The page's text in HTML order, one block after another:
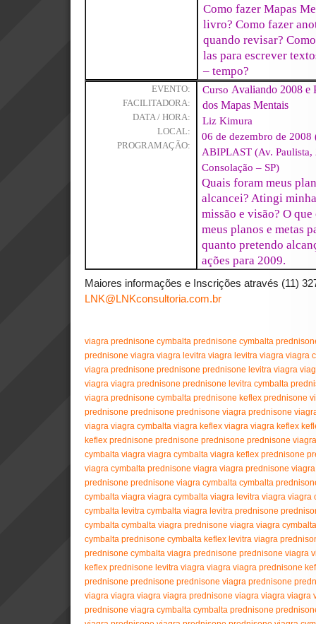
Como fazer Mapas
livro? Como fazer
quando revisar?
las para escrever
– tempo?
EVENTO:
FACILITADORA:
DATA / HORA:
LOCAL:
PROGRAMAÇÃO:
Curso Avaliando 2008 e
dos Mapas Mentais
Liz Kimura
06 de dezembro de 2008
ABIPLAST (Av. Paulista,
Consolação – SP)
Quais foram meus
alcancei? Atingi
missão e visão? O
meus planos e metas
quanto pretendo
ações para 2009.
Maiores informações e Inscrições através (11)
LNK@LNKconsultoria.com.br
viagra prednisone cymbalta prednisone cymbalta
prednisone viagra viagra levitra viagra levitra viagra viagra
viagra prednisone prednisone prednisone levitra viagra
viagra viagra prednisone prednisone levitra cymbalta
viagra prednisone cymbalta prednisone keflex prednisone
prednisone prednisone prednisone viagra prednisone
viagra viagra cymbalta viagra keflex viagra viagra keflex
keflex prednisone prednisone prednisone prednisone viagra
cymbalta viagra viagra cymbalta viagra keflex prednisone
viagra cymbalta prednisone viagra viagra prednisone viagra
prednisone prednisone viagra cymbalta cymbalta
cymbalta viagra viagra cymbalta viagra levitra viagra viagra
cymbalta levitra cymbalta viagra levitra prednisone
cymbalta cymbalta viagra prednisone viagra viagra cymbalta
cymbalta prednisone cymbalta keflex levitra viagra
prednisone cymbalta viagra prednisone prednisone viagra
keflex prednisone levitra viagra viagra viagra prednisone
prednisone prednisone prednisone viagra prednisone
viagra viagra viagra viagra prednisone viagra viagra viagra
prednisone viagra cymbalta cymbalta prednisone